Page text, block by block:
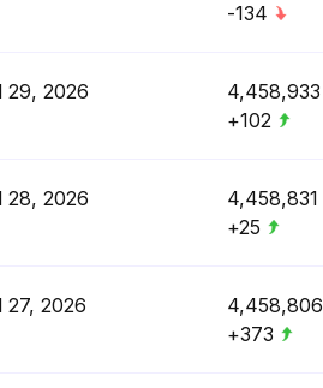
-134
29, 2026
4,458,933
+102
28, 2026
4,458,831
+25
27, 2026
4,458,806
+373